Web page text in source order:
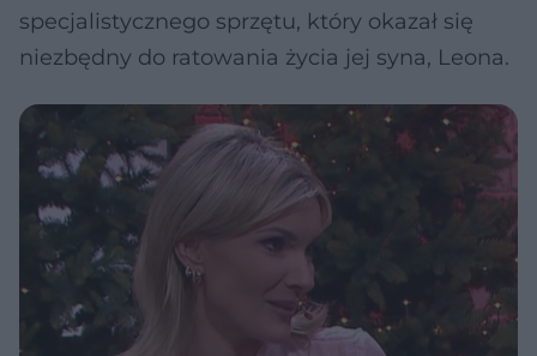
specjalistycznego sprzętu, który okazał się
niezbędny do ratowania życia jej syna, Leona.